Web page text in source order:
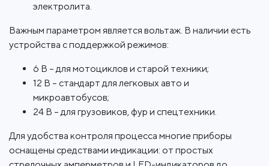
электролита.
Важным параметром является вольтаж. В наличии есть
устройства с поддержкой режимов:
6 В – для мотоциклов и старой техники;
12 В – стандарт для легковых авто и
микроавтобусов;
24 В – для грузовиков, фур и спецтехники.
Для удобства контроля процесса многие приборы
оснащены средствами индикации: от простых